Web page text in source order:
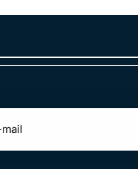
prirodzeného